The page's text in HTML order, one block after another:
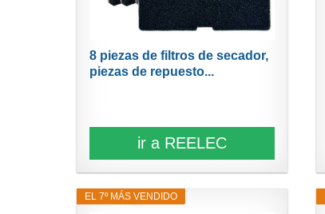
8 piezas de filtros de secador,
piezas de repuesto...
ir a REELEC
EL 7º MÁS VENDIDO